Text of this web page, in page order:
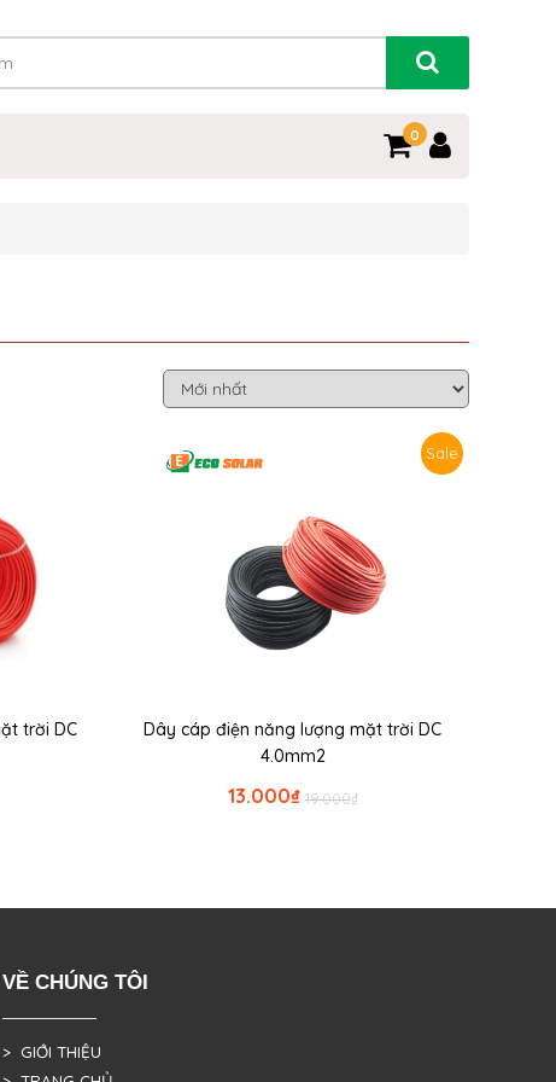
0
trời DC
Sale
Dây cáp điện năng lượng mặt trời DC
4.0mm2
₫
19.000
₫
13.000
VỀ CHÚNG TÔI
> GIỚI THIỆU